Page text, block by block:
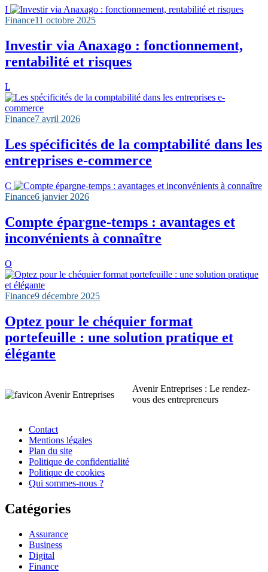
I
Finance11 octobre 2025
Investir via Anaxago : fonctionnement,
rentabilité et risques
L
Finance7 avril 2026
Les spécificités de la comptabilité dans les
entreprises e-commerce
C
Finance6 janvier 2026
Compte épargne-temps : avantages et
inconvénients à connaître
O
Finance9 décembre 2025
Optez pour le chéquier format
portefeuille : une solution pratique et
élégante
Avenir Entreprises : Le rendez-
vous des entrepreneurs
Contact
Mentions légales
Plan du site
Politique de confidentialité
Politique de cookies
Qui sommes-nous ?
Catégories
Assurance
Business
Digital
Finance